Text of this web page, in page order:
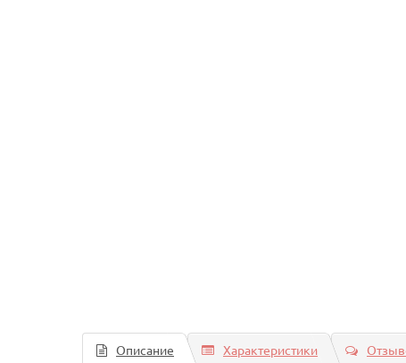
Описание Характеристики